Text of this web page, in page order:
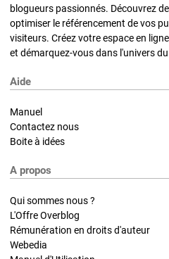
blogueurs passionnés. Découvrez
optimiser le référencement de vos
visiteurs. Créez votre espace en
et démarquez-vous dans l'univers
Aide
Manuel
Contactez nous
Boite à idées
A propos
Qui sommes nous ?
L'Offre Overblog
Rémunération en droits d'auteur
Webedia